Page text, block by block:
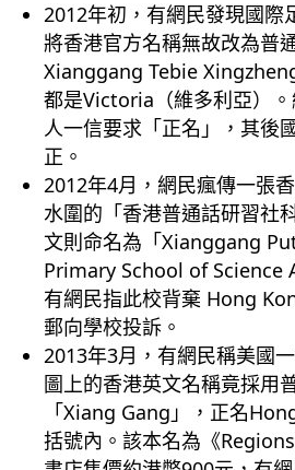
2012年初，有網民發現國際
將香港官方名稱無故改為普
Xianggang Tebie
都是Victoria（維多利亞）
人一信要求「正名」，其後
正。
2012年4月，網民瘋傳一張
水圍的「香港普通話研習社
文則命名為「Xianggang
Primary School of Science
有網民指此校背棄 Hong
郵向學校投訴。
2013年3月，有網民稱美國
圖上的香港英文名稱竟採用
「Xiang Gang」，正名
括號內。該本名為《